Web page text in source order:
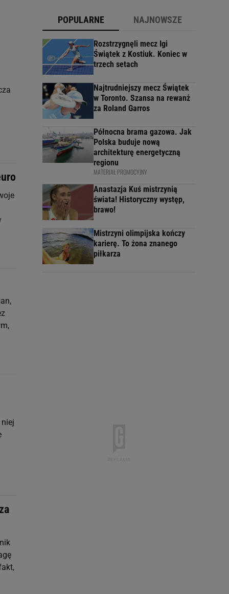
POPULARNE NAJNOWSZE
Rozstrzygnęli mecz Igi
Świątek z Kostiuk. Koniec w
trzech setach
Najtrudniejszy mecz Świątek
w Toronto. Szansa na rewanż
za Roland Garros
Północna brama gazowa. Jak
Polska buduje nową
architekturę energetyczną
regionu
MATERIAŁ PROMOCYJNY
Anastazja Kuś mistrzynią
świata! Historyczny występ,
brawo!
Mistrzyni olimpijska kończy
karierę. To żona znanego
piłkarza